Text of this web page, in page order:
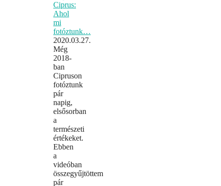
Ciprus:
Ahol
mi
fotóztunk…
2020.03.27.
Még
2018-
ban
Cipruson
fotóztunk
pár
napig,
elsősorban
a
természeti
értékeket.
Ebben
a
videóban
összegyűjtöttem
pár